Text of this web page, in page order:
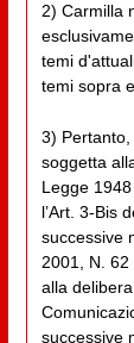
2) Carmilla
temi
temi sopra
3)
soggetta
Legge
l’Art. 3-Bis
successive
2001, N. 62
alla
successive